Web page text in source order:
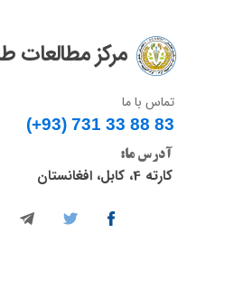
مرکز
تماس با ما
(+93) 731 33 88 83​​​​​​​
آدرس ما:
کارته 4، کابل، افغانستان